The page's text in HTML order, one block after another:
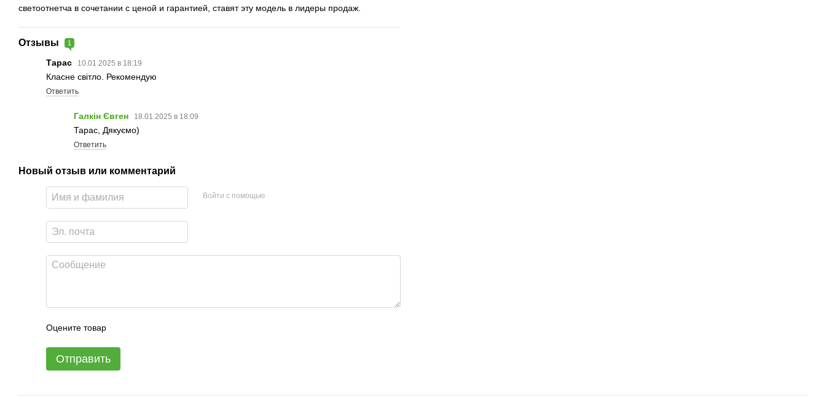
светоотнетча в сочетании с ценой и гарантией, ставят эту модель в лидеры продаж.
Отзывы 1
Тарас 10.01.2025 в 18:19
Класне світло. Рекомендую
Ответить
Галкін Євген 18.01.2025 в 18:09
Тарас, Дякуємо)
Ответить
Новый отзыв или комментарий
Войти с помощью
Оцените товар
Отправить